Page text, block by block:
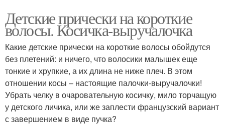
Детские прически на короткие
волосы. Косичка-выручалочка
Какие детские прически на короткие волосы обойдутся
без плетений: и ничего, что волосики малышек еще
тонкие и хрупкие, а их длина не ниже плеч. В этом
отношении косы – настоящие палочки-выручалочки!
Убрать челку в очаровательную косичку, мило торчащую
у детского личика, или же заплести французский вариант
с завершением в виде пучка?